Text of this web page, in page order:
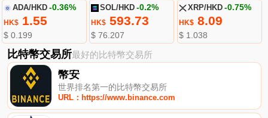
ADA/HKD -0.36%
HK$1.55
$ 0.199
SOL/HKD -0.2%
HK$ 593.73
$ 76.207
XRP/HKD -0.75%
HK$8.09
$ 1.038
比特幣交易所最好的比特幣交易所
幣安
世界排名第一的比特幣交易所
URL：https://www.binance.com